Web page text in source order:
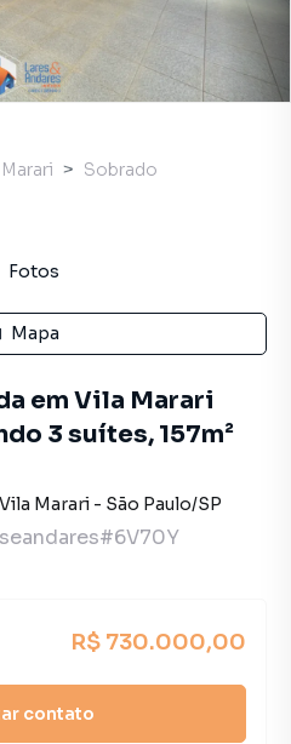
Sobrado
Fotos
Mapa
em Vila Marari
3 suítes, 157m²
Vila Marari - São Paulo/SP
R$ 730.000,00
contato